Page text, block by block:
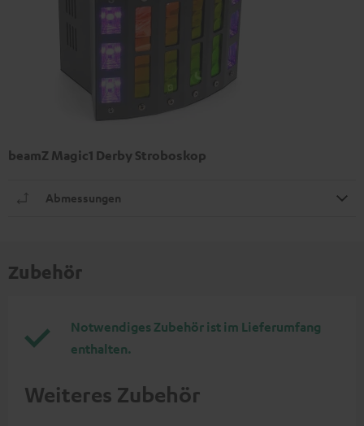
beamZ Magic1 Derby Stroboskop
Abmessungen
Zubehör
Notwendiges Zubehör ist im Lieferumfang
enthalten.
Weiteres Zubehör